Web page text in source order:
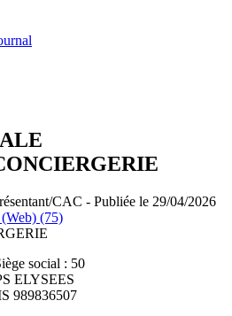
CAC - Publiée le 29/04/2026
(75)
social : 50
ELYSEES
989836507